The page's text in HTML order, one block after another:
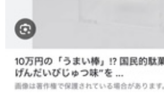
バーチャル学び
聡生館放課後学び
ヒューマンアカデミーFCロボット教室
テックエレメンタリーFCプログラミン